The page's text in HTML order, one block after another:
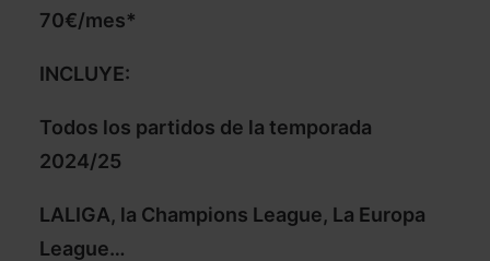
70€/mes*
INCLUYE:
Todos los partidos de la temporada
2024/25
LALIGA, la Champions League, La Europa
League…